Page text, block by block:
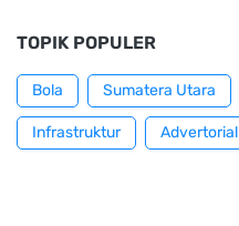
TOPIK POPULER
Bola Sumatera Utara
Infrastruktur Advertorial